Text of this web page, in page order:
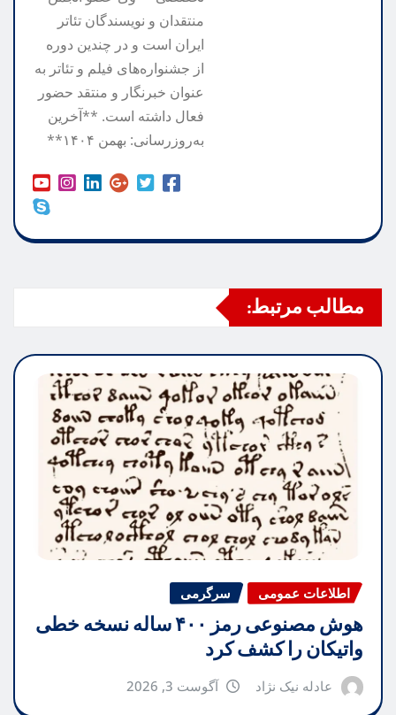
منتقدان و نویسندگان تئاتر
ایران است و در چندین دوره
از جشنواره‌های فیلم و تئاتر به
عنوان خبرنگار و منتقد حضور
فعال داشته است. **آخرین
به‌روزرسانی: بهمن ۱۴۰۴**
مطالب مرتبط:
اطلاعات عمومی سرگرمی
هوش مصنوعی رمز ۴۰۰ ساله نسخه خطی
واتیکان را کشف کرد
عادله نیک نژاد آگوست 3, 2026